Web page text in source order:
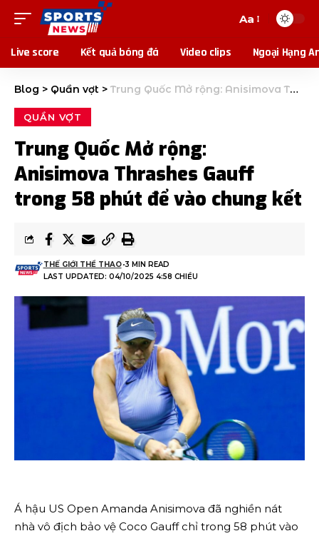
Aa
Live score Kết quả bóng đá Video clips Ngoại Hạng
Blog > Quần vợt > Trung Quốc Mở rộng: Anisimova Thrashes Gauff trong 58 phút để vào chung kết
QUẦN VỢT
Trung Quốc Mở rộng:
Anisimova Thrashes Gauff
trong 58 phút để vào chung kết
LAST UPDATED: 04/10/2025 4:58 CHIỀU
THẾ GIỚI THỂ THAO 3 MIN READ
Á hậu US Open Amanda Anisimova đã nghiền nát
nhà vô địch bảo vệ Coco Gauff chỉ trong 58 phút vào